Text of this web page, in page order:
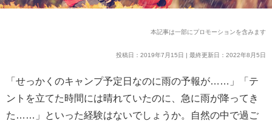
本記事は一部にプロモーションを含みます
投稿日：2019年7月15日 | 最終更新日：2022年8月5日
「せっかくのキャンプ予定日なのに雨の予報が……」「テ
ントを立てた時間には晴れていたのに、急に雨が降ってき
た……」といった経験はないでしょうか。自然の中で過ご